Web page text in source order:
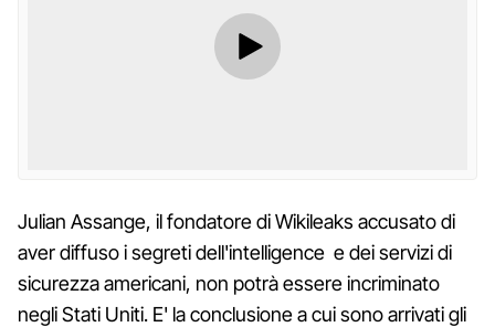
Julian Assange, il fondatore di Wikileaks accusato di
aver diffuso i segreti dell'intelligence e dei servizi di
sicurezza americani, non potrà essere incriminato
negli Stati Uniti. E' la conclusione a cui sono arrivati gli